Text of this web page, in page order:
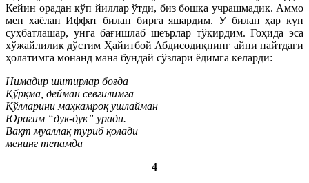
Кейин орадан кўп йиллар ўтди, биз бошқа учрашмадик. Аммо
мен хаёлан Иффат билан бирга яшардим. У билан ҳар кун
суҳбатлашар, унга бағишлаб шеърлар тўқирдим. Гоҳида эса
хўжайлилик дўстим Ҳайитбой Абдисодиқнинг айни пайтдаги
ҳолатимга монанд мана бундай сўзлари ёдимга келарди:
Нимадир шитирлар боғда
Қўрқма, дейман севгилимга
Қўлларини маҳкамроқ ушлайман
Юрагим “дук-дук” уради.
Вақт муаллақ туриб қолади
менинг тепамда
4